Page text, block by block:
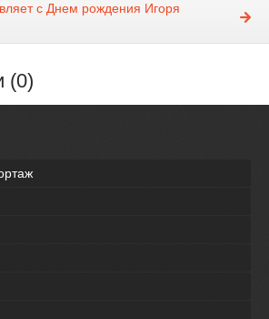
с Днем рождения Игоря
(0)